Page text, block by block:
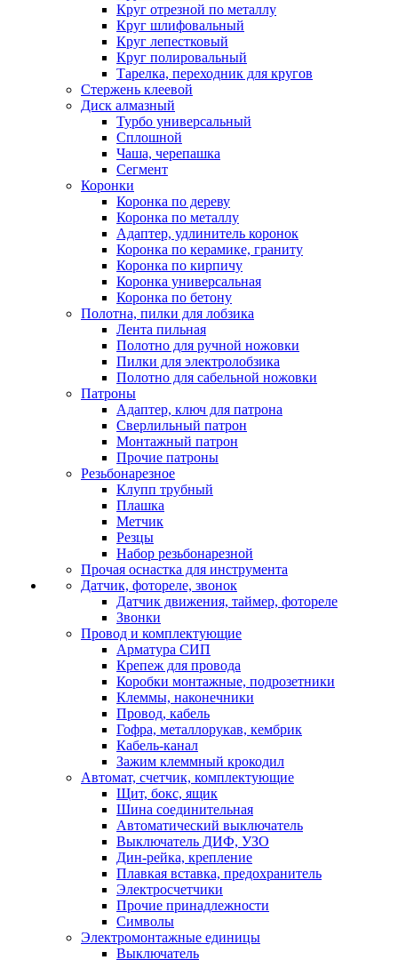
Круг отрезной по металлу
Круг шлифовальный
Круг лепестковый
Круг полировальный
Тарелка, переходник для кругов
Стержень клеевой
Диск алмазный
Турбо универсальный
Сплошной
Чаша, черепашка
Сегмент
Коронки
Коронка по дереву
Коронка по металлу
Адаптер, удлинитель коронок
Коронка по керамике, граниту
Коронка по кирпичу
Коронка универсальная
Коронка по бетону
Полотна, пилки для лобзика
Лента пильная
Полотно для ручной ножовки
Пилки для электролобзика
Полотно для сабельной ножовки
Патроны
Адаптер, ключ для патрона
Сверлильный патрон
Монтажный патрон
Прочие патроны
Резьбонарезное
Клупп трубный
Плашка
Метчик
Резцы
Набор резьбонарезной
Прочая оснастка для инструмента
Датчик, фотореле, звонок
Датчик движения, таймер, фотореле
Звонки
Провод и комплектующие
Арматура СИП
Крепеж для провода
Коробки монтажные, подрозетники
Клеммы, наконечники
Провод, кабель
Гофра, металлорукав, кембрик
Кабель-канал
Зажим клеммный крокодил
Автомат, счетчик, комплектующие
Щит, бокс, ящик
Шина соединительная
Автоматический выключатель
Выключатель ДИФ, УЗО
Дин-рейка, крепление
Плавкая вставка, предохранитель
Электросчетчики
Прочие принадлежности
Символы
Электромонтажные единицы
Выключатель